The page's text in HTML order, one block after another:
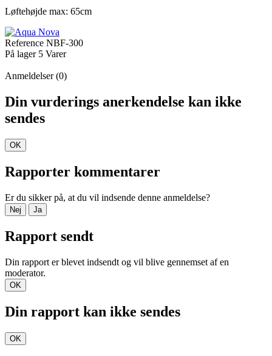
Løftehøjde max: 65cm
Reference NBF-300
På lager 5 Varer
Anmeldelser (0)
Din vurderings anerkendelse kan ikke
sendes
OK
Rapporter kommentarer
Er du sikker på, at du vil indsende denne anmeldelse?
Nej Ja
Rapport sendt
Din rapport er blevet indsendt og vil blive gennemset af en
moderator.
OK
Din rapport kan ikke sendes
OK